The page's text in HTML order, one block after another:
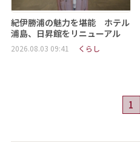
紀伊勝浦の魅力を堪能 ホテル
浦島、日昇館をリニューアル
2026.08.03 09:41 くらし
1